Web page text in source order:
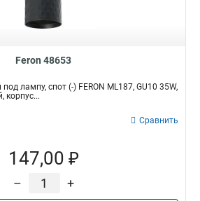
Feron 48653
лампу, спот (-) FERON ML187, GU10 35W,
корпус...
Сравнить
147,00 ₽
– +